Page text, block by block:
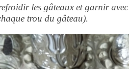
les gâteaux et garnir
trou du gâteau).